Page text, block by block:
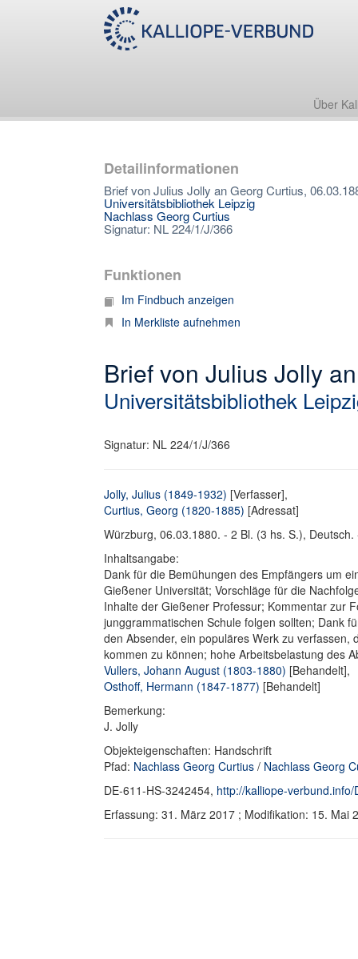
Über
Detailinformationen
Brief von Julius Jolly an Georg Curtius,
Universitätsbibliothek Leipzig
Nachlass Georg Curtius
Signatur: NL 224/1/J/366
Funktionen
Im Findbuch anzeigen
In Merkliste aufnehmen
Brief von Julius Jolly
Universitätsbibliothek
Signatur: NL 224/1/J/366
Jolly, Julius (1849-1932) [Verfasser],
Curtius, Georg (1820-1885) [Adressat]
Würzburg, 06.03.1880. - 2 Bl. (3 hs. S.), Deutsch.
Inhaltsangabe:
Dank für die Bemühungen des Empfängers um
Gießener Universität; Vorschläge für die
Inhalte der Gießener Professur; Kommentar zur
junggrammatischen Schule folgen sollten; Dank
den Absender, ein populäres Werk zu
kommen zu können; hohe Arbeitsbelastung des
Vullers, Johann August (1803-1880) [Behandelt],
Osthoff, Hermann (1847-1877) [Behandelt]
Bemerkung:
J. Jolly
Objekteigenschaften: Handschrift
Pfad: Nachlass Georg Curtius / Nachlass Georg
DE-611-HS-3242454, http://kalliope-
Erfassung: 31. März 2017 ; Modifikation: 15.